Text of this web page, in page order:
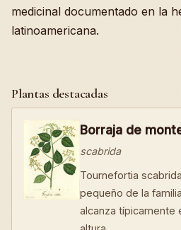
medicinal documentado en la
latinoamericana.
Plantas destacadas
Borraja de
scabrida
Tournefortia
pequeño de la
alcanza típicamente